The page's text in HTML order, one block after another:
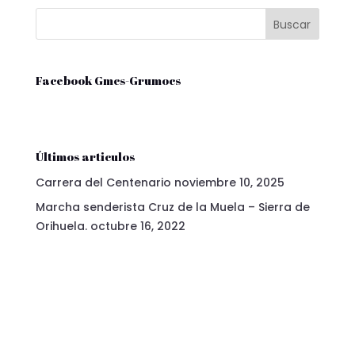
Facebook Gmcs-Grumocs
Últimos articulos
Carrera del Centenario noviembre 10, 2025
Marcha senderista Cruz de la Muela – Sierra de
Orihuela. octubre 16, 2022